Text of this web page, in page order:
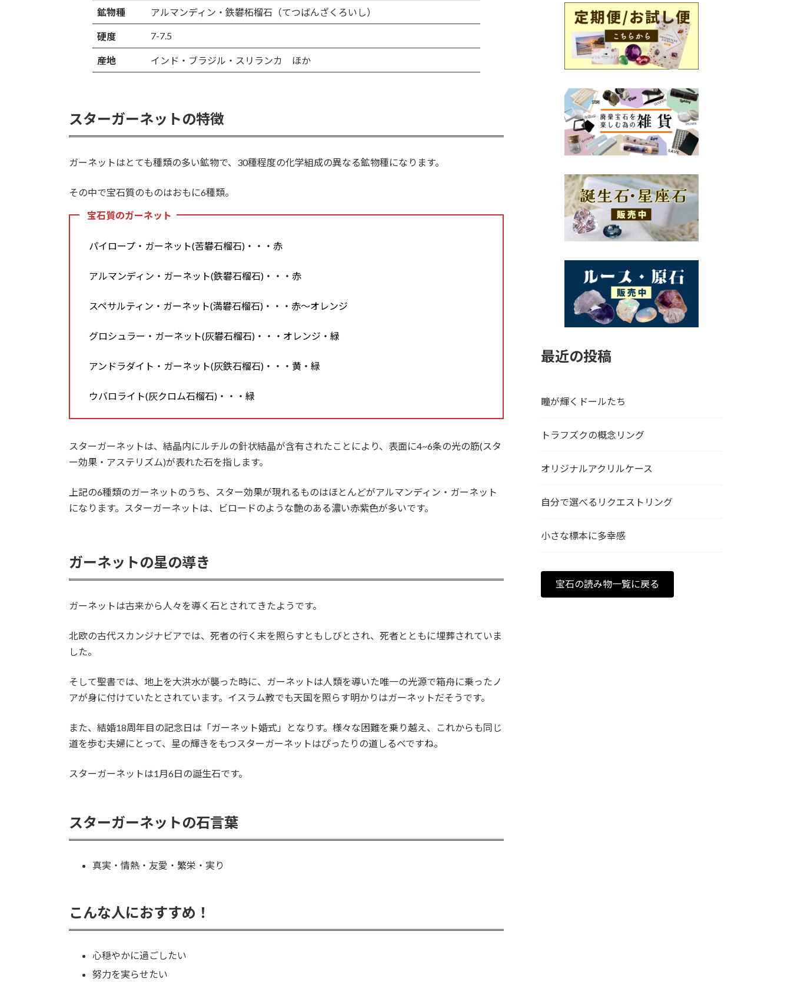
鉱物種 アルマンディン・鉄礬柘榴石（てつばんざくろいし）
硬度 7-7.5
産地 インド・ブラジル・スリランカ ほか
スターガーネットの特徴
ガーネットはとても種類の多い鉱物で、30種程度の化学組成の異なる鉱物種になります。
その中で宝石質のものはおもに6種類。
宝石質のガーネット
パイロープ・ガーネット(苦礬石榴石)・・・赤
アルマンディン・ガーネット(鉄礬石榴石)・・・赤
スペサルティン・ガーネット(満礬石榴石)・・・赤～オレンジ
グロシュラー・ガーネット(灰礬石榴石)・・・オレンジ・緑
アンドラダイト・ガーネット(灰鉄石榴石)・・・黄・緑
ウバロライト(灰クロム石榴石)・・・緑
スターガーネットは、結晶内にルチルの針状結晶が含有されたことにより、表面に4~6条の光の筋(スタ
ー効果・アステリズム)が表れた石を指します。
上記の6種類のガーネットのうち、スター効果が現れるものはほとんどがアルマンディン・ガーネット
になります。スターガーネットは、ビロードのような艶のある濃い赤紫色が多いです。
ガーネットの星の導き
ガーネットは古来から人々を導く石とされてきたようです。
北欧の古代スカンジナビアでは、死者の行く末を照らすともしびとされ、死者とともに埋葬されていま
した。
そして聖書では、地上を大洪水が襲った時に、ガーネットは人類を導いた唯一の光源で箱舟に乗ったノ
アが身に付けていたとされています。イスラム教でも天国を照らす明かりはガーネットだそうです。
また、結婚18周年目の記念日は「ガーネット婚式」となりす。様々な困難を乗り越え、これからも同じ
道を歩む夫婦にとって、星の輝きをもつスターガーネットはぴったりの道しるべですね。
スターガーネットは1月6日の誕生石です。
スターガーネットの石言葉
真実・情熱・友愛・繁栄・実り
こんな人におすすめ！
心穏やかに過ごしたい
努力を実らせたい
最近の投稿
瞳が輝くドールたち
トラフズクの概念リング
オリジナルアクリルケース
自分で選べるリクエストリング
小さな標本に多幸感
宝石の読み物一覧に戻る